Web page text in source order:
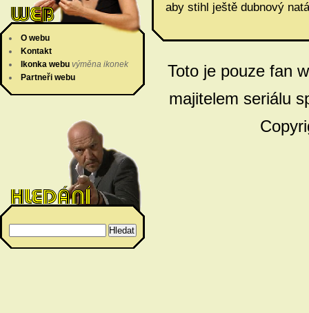
O webu
Kontakt
Ikonka webu výměna ikonek
Partneři webu
aby stihl ještě dubnový
Toto je pouze fan
majitelem seriálu